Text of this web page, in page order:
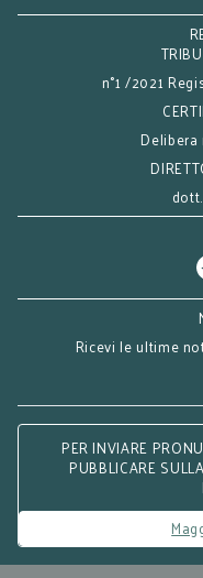
n°1 /2021
Ricevi le ultime
PER INVIARE
PUBBLICARE